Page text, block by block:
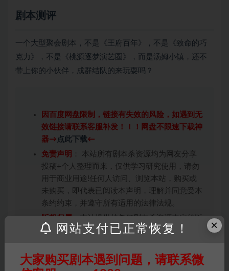
剧本测评
一个大型聚会剧本，不是《王府百年》，不是《致命的巧
克力》，不是《桃源逐梦演艺圈》，而是汤姆小镇，还不
带上你的小伙伴，成群结队的来玩耍吗？
因百度网盘限制，链接有失效的风险，如遇到无
效链接请联系客服补发！！！网盘不限速下载神
器→ 点此下载←
免责声明 ： 本站所有剧本杀资源均为网友分享
投稿+个人整理而来，仅供学习研究使用，请勿
用于商业用途!任何人访问、浏览本站，购买或
未购买，即代表已阅读本声明，理解并同意受本
条约约束，并遵守所有适用的法律法规。
版权归属：本站提供的任何剧本杀资源内容的版
权均属于机关版权或权利人。如有侵权，请发邮
448271243@qq.com，如若情况属实，我们将
会在三天内下架相关剧本攻略。
×
网站支付已正常恢复！
大家购买剧本遇到问题，请联系微